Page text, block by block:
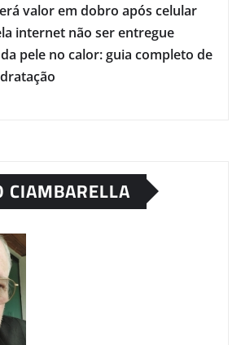
valor em dobro após celular
internet não ser entregue
pele no calor: guia completo de
CIAMBARELLA